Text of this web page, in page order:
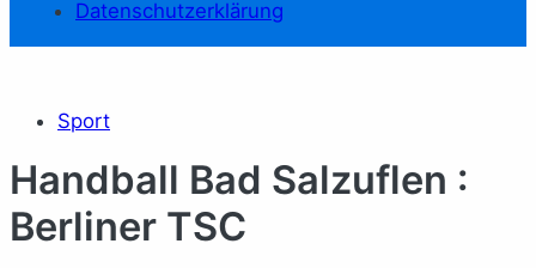
Datenschutzerklärung
Sport
Handball Bad Salzuflen :
Berliner TSC